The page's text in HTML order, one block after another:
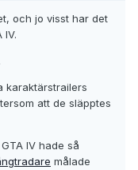
och jo visst har det
IV.
karaktärstrailers
att de släpptes
IV hade så
målade